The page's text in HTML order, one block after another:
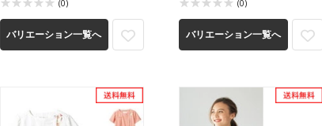
(0)
バリエーション一覧へ
(0)
バリエーション一覧へ